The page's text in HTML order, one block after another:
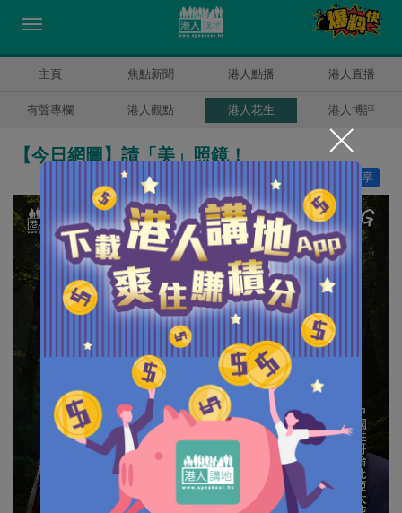
主頁 焦點新聞 港人點播 港人直播
有聲專欄 港人觀點 港人花生 港人博評
【今日網圖】請「美」照鏡！
分享
讚好